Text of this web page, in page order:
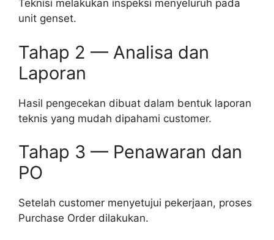
Teknisi melakukan inspeksi menyeluruh pada
unit genset.
Tahap 2 — Analisa dan
Laporan
Hasil pengecekan dibuat dalam bentuk laporan
teknis yang mudah dipahami customer.
Tahap 3 — Penawaran dan
PO
Setelah customer menyetujui pekerjaan, proses
Purchase Order dilakukan.